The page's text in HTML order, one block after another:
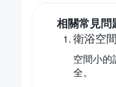
相關常見問
衛浴空
空間小
全。